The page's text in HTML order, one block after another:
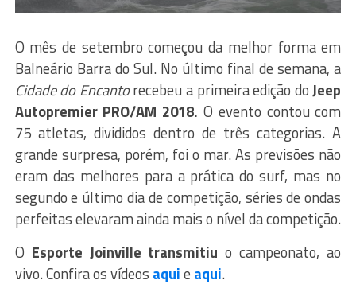
O mês de setembro começou da melhor forma em
Balneário Barra do Sul. No último final de semana, a
Cidade do Encantorecebeu a primeira edição doJeep
Autopremier PRO/AM 2018. O evento contou com
75 atletas, divididos dentro de três categorias. A
grande surpresa, porém, foi o mar. As previsões não
eram das melhores para a prática do surf, mas no
segundo e último dia de competição, séries de ondas
perfeitas elevaram ainda mais o nível da competição.
O Esporte Joinville transmitiu o campeonato, ao
vivo. Confira os vídeos aquie aqui.